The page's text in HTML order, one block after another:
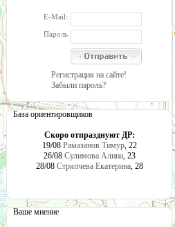
E-Mail:
Пароль
Регистрация на сайте!
Забыли пароль?
База ориентировщиков
Скоро отпразднуют ДР:
19/08 Рамазанов Тимур, 22
26/08 Сулимова Алина, 23
28/08 Стряпчева Екатерина, 28
Ваше мнение